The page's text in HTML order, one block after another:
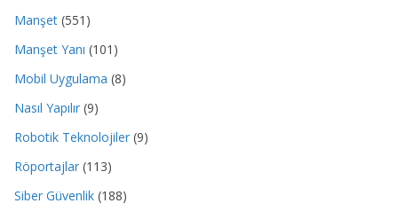
Manşet (551)
Manşet Yanı (101)
Mobil Uygulama (8)
Nasıl Yapılır (9)
Robotik Teknolojiler (9)
Röportajlar (113)
Siber Güvenlik (188)